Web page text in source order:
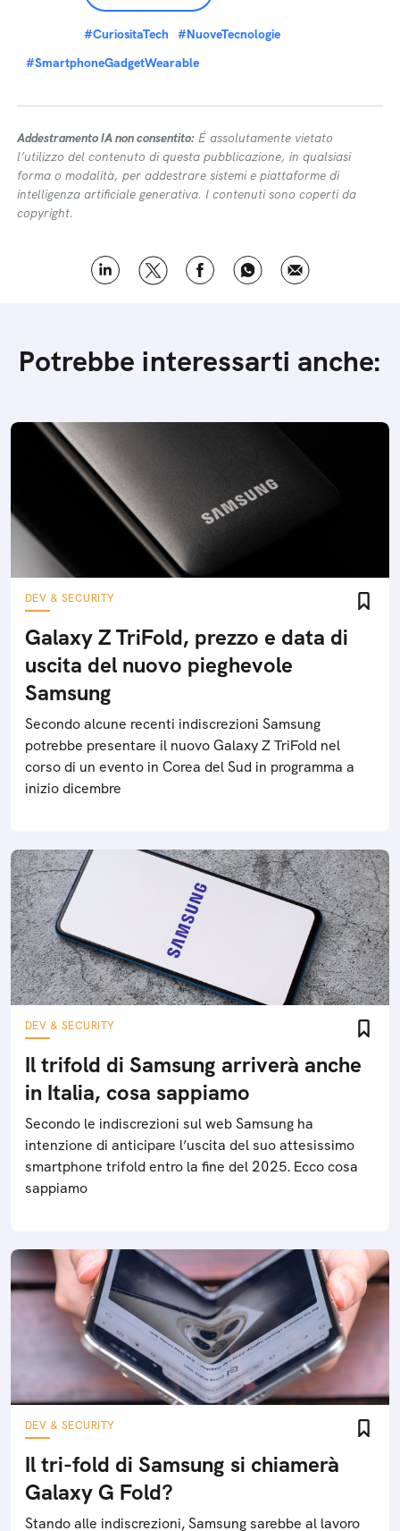
#CuriositaTech
#NuoveTecnologie
#SmartphoneGadgetWearable
Addestramento IA non consentito: É assolutamente vietato
l’utilizzo del contenuto di questa pubblicazione, in qualsiasi
forma o modalità, per addestrare sistemi e piattaforme di
intelligenza artificiale generativa. I contenuti sono coperti da
copyright.
Potrebbe interessarti anche:
DEV & SECURITY
Galaxy Z TriFold, prezzo e data di
uscita del nuovo pieghevole
Samsung
Secondo alcune recenti indiscrezioni Samsung
potrebbe presentare il nuovo Galaxy Z TriFold nel
corso di un evento in Corea del Sud in programma a
inizio dicembre
DEV & SECURITY
Il trifold di Samsung arriverà anche
in Italia, cosa sappiamo
Secondo le indiscrezioni sul web Samsung ha
intenzione di anticipare l’uscita del suo attesissimo
smartphone trifold entro la fine del 2025. Ecco cosa
sappiamo
DEV & SECURITY
Il tri-fold di Samsung si chiamerà
Galaxy G Fold?
Stando alle indiscrezioni, Samsung sarebbe al lavoro